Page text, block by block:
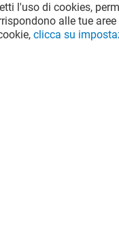
l'uso di cookies,
alle tue
clicca su